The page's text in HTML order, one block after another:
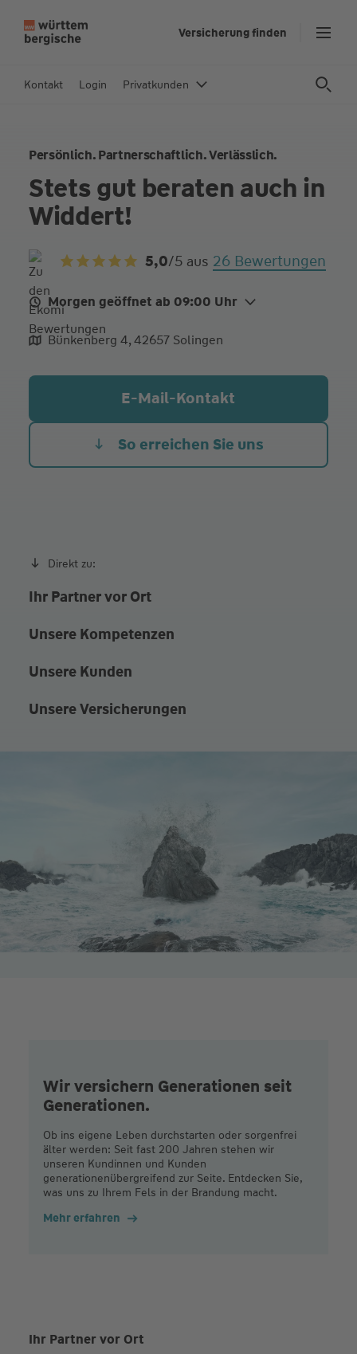
In
Versicherung finden
Kontakt Login Privatkunden
Persönlich. Partnerschaftlich. Verlässlich.
Stets gut beraten auch in
Widdert!
5,0/5 aus 26 Bewertungen
Morgen geöffnet ab 09:00 Uhr
Mo. Heute
09:00 - 12:00
09:00 - 12:00
und nach Vereinbarung natürlich
Bünkenberg 4, 42657 Solingen
E-Mail-Kontakt
So erreichen Sie uns
Direkt zu:
Ihr Partner vor Ort
Unsere Kompetenzen
Unsere Kunden
Unsere Versicherungen
Wir versichern Generationen seit
Generationen.
Ob ins eigene Leben durchstarten oder sorgenfrei
älter werden: Seit fast 200 Jahren stehen wir
unseren Kundinnen und Kunden
generationenübergreifend zur Seite. Entdecken Sie,
was uns zu Ihrem Fels in der Brandung macht.
Mehr erfahren
Ihr Partner vor Ort